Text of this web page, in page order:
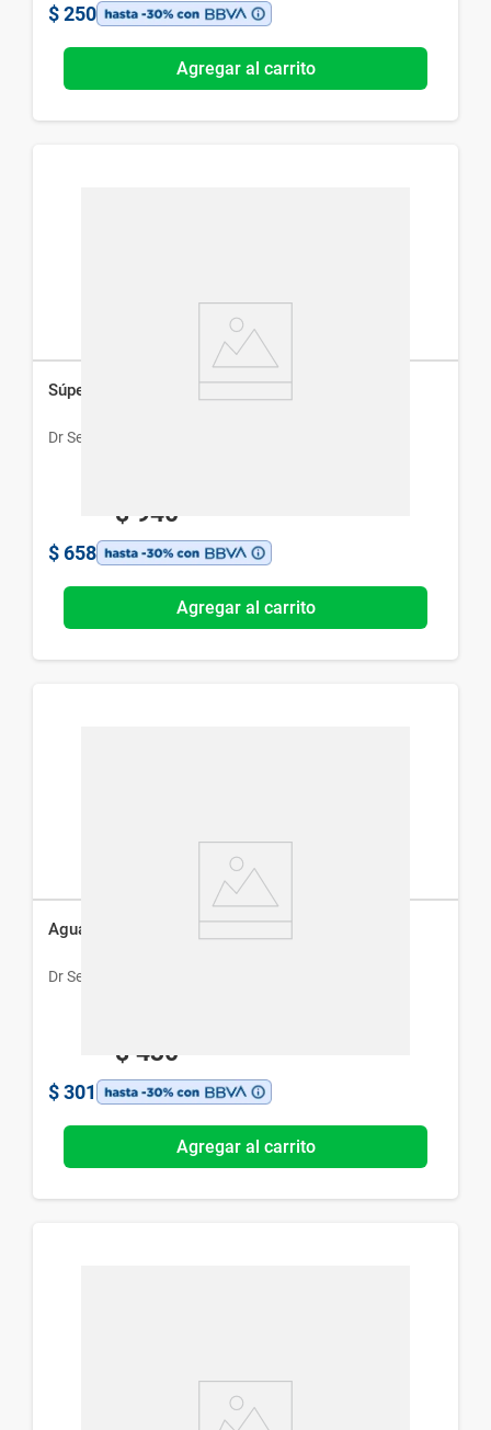
$ 250
Agregar al carrito
Súper Sérum Dr.Selby Niacinamida x 30 ml
Dr Selby
$ 940
$ 658
Agregar al carrito
Agua Micelar Dr.Selby x 200 ml
Dr Selby
$ 430
$ 301
Agregar al carrito